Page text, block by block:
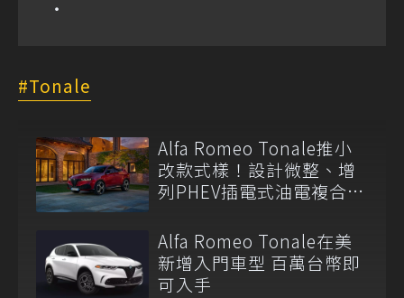
Tonale
Alfa Romeo Tonale推小
改款式樣！設計微整、增
列PHEV插電式油電複合動
Alfa Romeo Tonale在美
新增入門車型 百萬台幣即
可入手